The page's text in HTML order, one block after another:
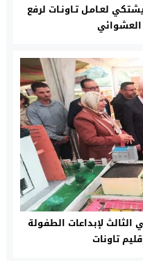
لعـامـل تـاونـات لرفع
العشوائي
لإبداعات الطفولة
تاونات